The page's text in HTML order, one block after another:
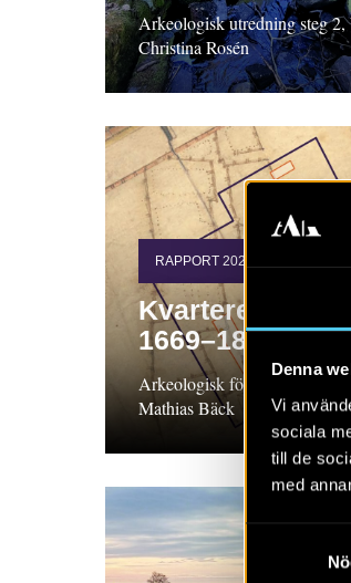
Denna
Vi
sociala
till de
med
Arkeologisk utredning steg 2,
Christina Rosén
RAPPORT 2022:114
Kvarteret
1669–1869
Arkeologisk
Mathias Bäck